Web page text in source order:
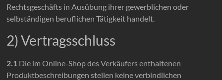
Rechtsgeschäfts in Ausübung ihrer gewerblichen oder
selbständigen beruflichen Tätigkeit handelt.
2) Vertragsschluss
2.1 Die im Online-Shop des Verkäufers enthaltenen
Produktbeschreibungen stellen keine verbindlichen